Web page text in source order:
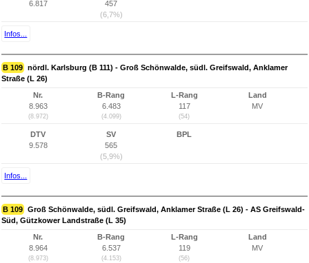
6.817
457
(6,7%)
Infos...
B 109 nördl. Karlsburg (B 111) - Groß Schönwalde, südl. Greifswald, Anklamer
Straße (L 26)
Nr.
8.963
(8.972)
B-Rang
6.483
(4.099)
L-Rang
117
(54)
Land
MV
DTV
9.578
SV
565
(5,9%)
BPL
Infos...
B 109 Groß Schönwalde, südl. Greifswald, Anklamer Straße (L 26) - AS Greifswald-
Süd, Gützkower Landstraße (L 35)
Nr.
8.964
(8.973)
B-Rang
6.537
(4.153)
L-Rang
119
(56)
Land
MV